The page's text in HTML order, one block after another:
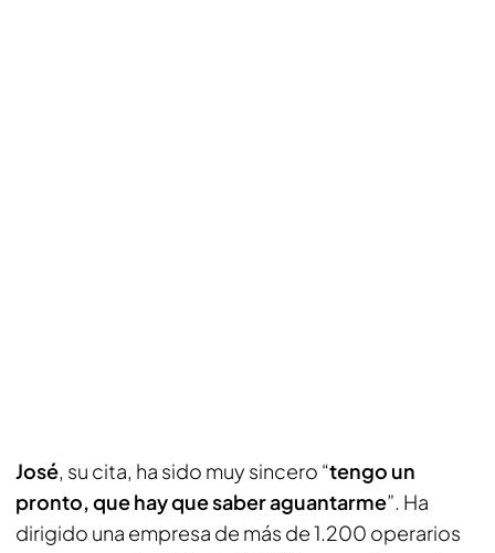
José, su cita, ha sido muy sincero “tengo un
pronto, que hay que saber aguantarme”. Ha
dirigido una empresa de más de 1.200 operarios